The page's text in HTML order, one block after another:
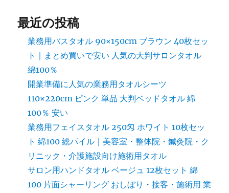
送
り
最近の投稿
業務用バスタオル 90×150cm ブラウン 40枚セッ
ト｜まとめ買いで安い 人気の大判サロンタオル
綿100％
開業準備に人気の業務用タオルシーツ
110×220cm ピンク 単品 大判ベッドタオル 綿
100％ 安い
業務用フェイスタオル 250匁 ホワイト 10枚セッ
ト 綿100 総パイル｜美容室・整体院・鍼灸院・ク
リニック・介護施設向け施術用タオル
サロン用ハンドタオル ベージュ 12枚セット 綿
100 片面シャーリング おしぼり・接客・施術用 業